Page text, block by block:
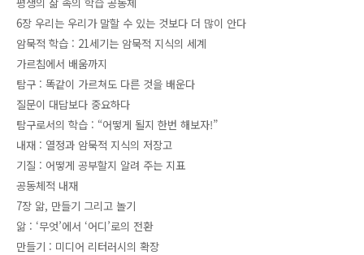
6장 우리는 우리가 말할 수 있는 것보다 더 많이 안다
암묵적 학습 : 21세기는 암묵적 지식의 세계
가르침에서 배움까지
탐구 : 똑같이 가르쳐도 다른 것을 배운다
질문이 대답보다 중요하다
탐구로서의 학습 : “어떻게 될지 한번 해보자!”
내재 : 열정과 암묵적 지식의 저장고
기질 : 어떻게 공부할지 알려 주는 지표
공동체적 내재
7장 앎, 만들기 그리고 놀기
앎 : ‘무엇’에서 ‘어디’로의 전환
만들기 : 미디어 리터러시의 확장